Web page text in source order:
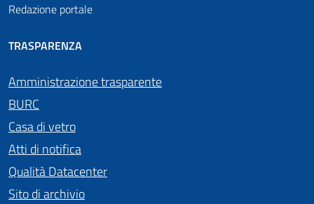
Redazione portale
TRASPARENZA
Amministrazione trasparente
BURC
Casa di vetro
Atti di notifica
Qualità Datacenter
Sito di archivio